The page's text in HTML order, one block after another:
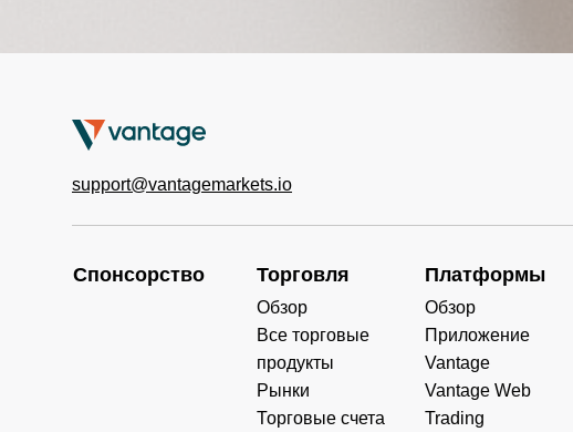
support@vantagemarkets.io
Спонсорство Торговля
Обзор
Все торговые
продукты
Рынки
Торговые счета
Платформы
Обзор
Приложение
Vantage
Vantage Web
Trading